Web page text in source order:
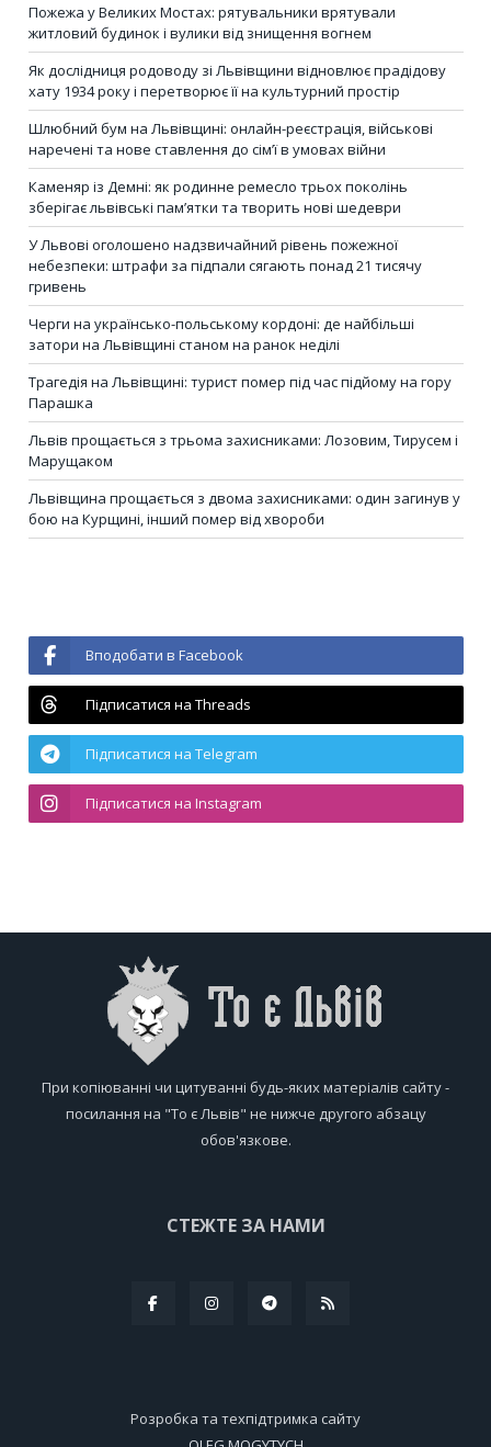
Пожежа у Великих Мостах: рятувальники врятували
житловий будинок і вулики від знищення вогнем
Як дослідниця родоводу зі Львівщини відновлює прадідову
хату 1934 року і перетворює її на культурний простір
Шлюбний бум на Львівщині: онлайн-реєстрація, військові
наречені та нове ставлення до сім’ї в умовах війни
Каменяр із Демні: як родинне ремесло трьох поколінь
зберігає львівські пам’ятки та творить нові шедеври
У Львові оголошено надзвичайний рівень пожежної
небезпеки: штрафи за підпали сягають понад 21 тисячу
гривень
Черги на українсько-польському кордоні: де найбільші
затори на Львівщині станом на ранок неділі
Трагедія на Львівщині: турист помер під час підйому на гору
Парашка
Львів прощається з трьома захисниками: Лозовим, Тирусем і
Марущаком
Львівщина прощається з двома захисниками: один загинув у
бою на Курщині, інший помер від хвороби
Вподобати в Facebook
Підписатися на Threads
Підписатися на Telegram
Підписатися на Instagram
При копіюванні чи цитуванні будь-яких матеріалів сайту -
посилання на "То є Львів" не нижче другого абзацу
обов'язкове.
СТЕЖТЕ ЗА НАМИ
Розробка та техпідтримка сайту